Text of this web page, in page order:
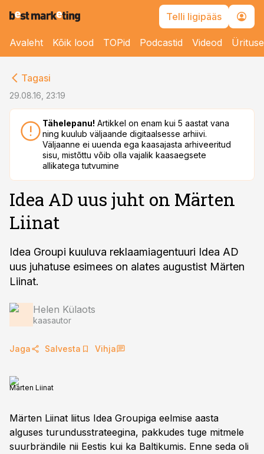
Telli ligipääs
Avaleht Kõik lood TOPid Podcastid Videod
Tagasi
29.08.16, 23:19
Tähelepanu! Artikkel on enam kui 5 aastat vana
ning kuulub väljaande digitaalsesse arhiivi.
Väljaanne ei uuenda ega kaasajasta arhiveeritud
sisu, mistõttu võib olla vajalik kaasaegsete
allikatega tutvumine
Idea AD uus juht on Märten
Liinat
Idea Groupi kuuluva reklaamiagentuuri Idea AD
uus juhatuse esimees on alates augustist Märten
Liinat.
Helen Külaots
kaasautor
Jaga Salvesta Vihja
Märten Liinat
Märten Liinat liitus Idea Groupiga eelmise aasta
alguses turundusstrateegina, pakkudes tuge mitmele
suurbrändile nii Eestis kui ka Baltikumis. Enne seda oli